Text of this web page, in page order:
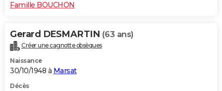
Famille BOUCHON
Gerard DESMARTIN (63 ans)
Créer une cagnotte obsèques
Naissance
30/10/1948 à Marsat
Décès